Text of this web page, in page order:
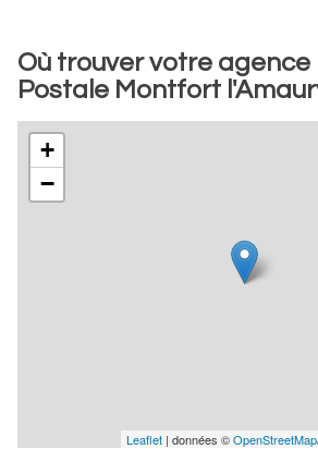
Où trouver votre agence
Postale Montfort
+
−
Leaflet | données ©OpenStreetMap